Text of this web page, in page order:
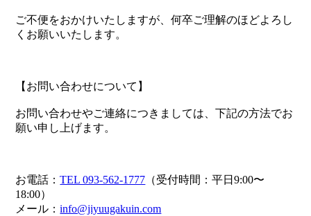
ご不便をおかけいたしますが、何卒ご理解のほどよろし
くお願いいたします。
【お問い合わせについて】
お問い合わせやご連絡につきましては、下記の方法でお
願い申し上げます。
お電話：TEL 093-562-1777 （受付時間：平日9:00〜
18:00）
メール：info@jiyuugakuin.com